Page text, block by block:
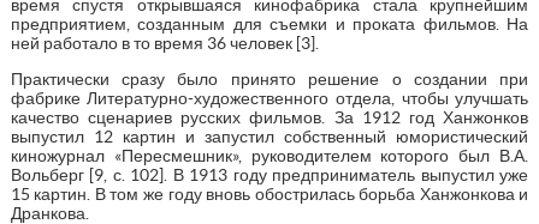
время спустя открывшаяся кинофабрика стала крупнейшим
предприятием, созданным для съемки и проката фильмов. На
ней работало в то время 36 человек [3].
Практически сразу было принято решение о создании при
фабрике Литературно-художественного отдела, чтобы улучшать
качество сценариев русских фильмов. За 1912 год Ханжонков
выпустил 12 картин и запустил собственный юмористический
киножурнал «Пересмешник», руководителем которого был В.А.
Вольберг [9, с. 102]. В 1913 году предприниматель выпустил уже
15 картин. В том же году вновь обострилась борьба Ханжонкова и
Дранкова.